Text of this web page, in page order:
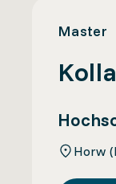
Master
Horw